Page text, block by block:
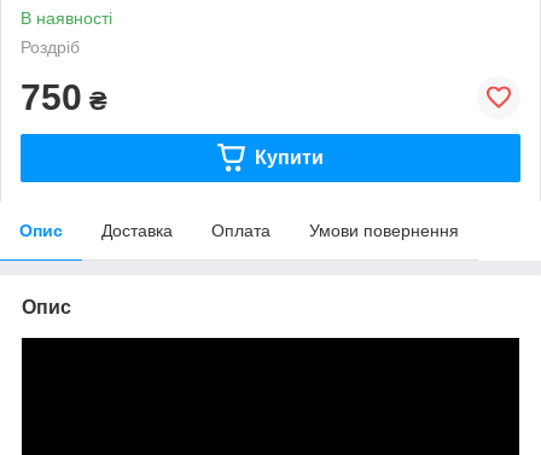
В наявності
Роздріб
750 ₴
Купити
Опис Доставка Оплата Умови повернення
Опис